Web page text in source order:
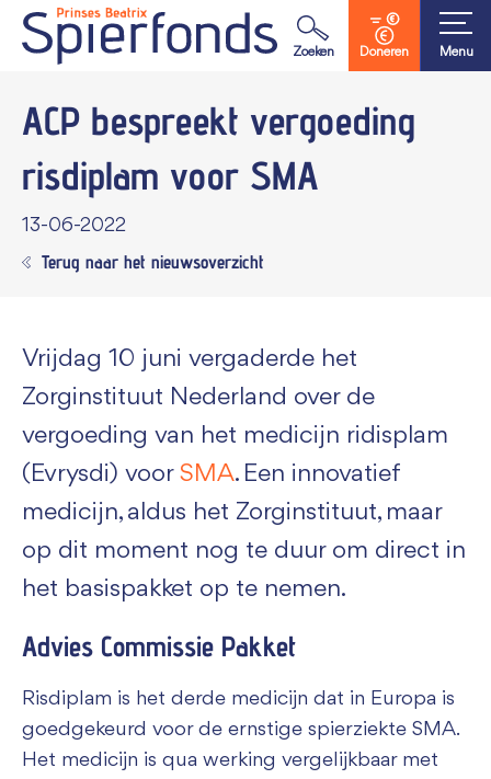
Zoeken Doneren Menu
Waar ben je naar op zoek?
ACP bespreekt vergoeding
risdiplam voor SMA
13-06-2022
Terug naar het nieuwsoverzicht
Vrijdag 10 juni vergaderde het
Zorginstituut Nederland over de
vergoeding van het medicijn ridisplam
(Evrysdi) voor SMA. Een innovatief
medicijn, aldus het Zorginstituut, maar
op dit moment nog te duur om direct in
het basispakket op te nemen.
Advies Commissie Pakket
Risdiplam is het derde medicijn dat in Europa is
goedgekeurd voor de ernstige spierziekte SMA.
Het medicijn is qua werking vergelijkbaar met